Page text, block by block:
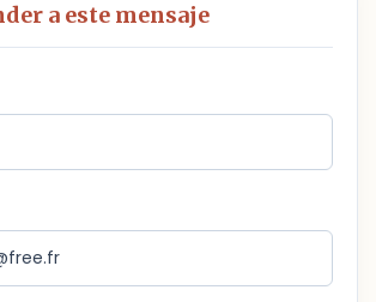
a este mensaje